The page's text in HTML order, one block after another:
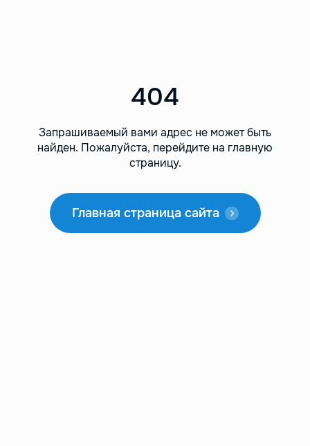
404
Запрашиваемый вами адрес не может быть
найден. Пожалуйста, перейдите на главную
страницу.
Главная страница сайта